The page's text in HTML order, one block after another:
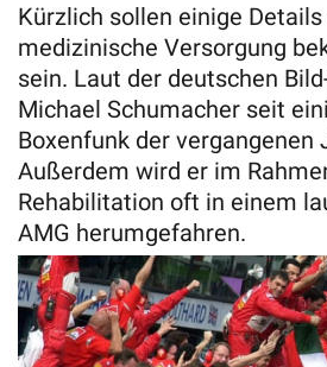
Kürzlich sollen einige
medizinische Versorgung
sein. Laut der deutschen
Michael Schumacher seit
Boxenfunk der vergangenen
Außerdem wird er im
Rehabilitation oft in einem
AMG herumgefahren.